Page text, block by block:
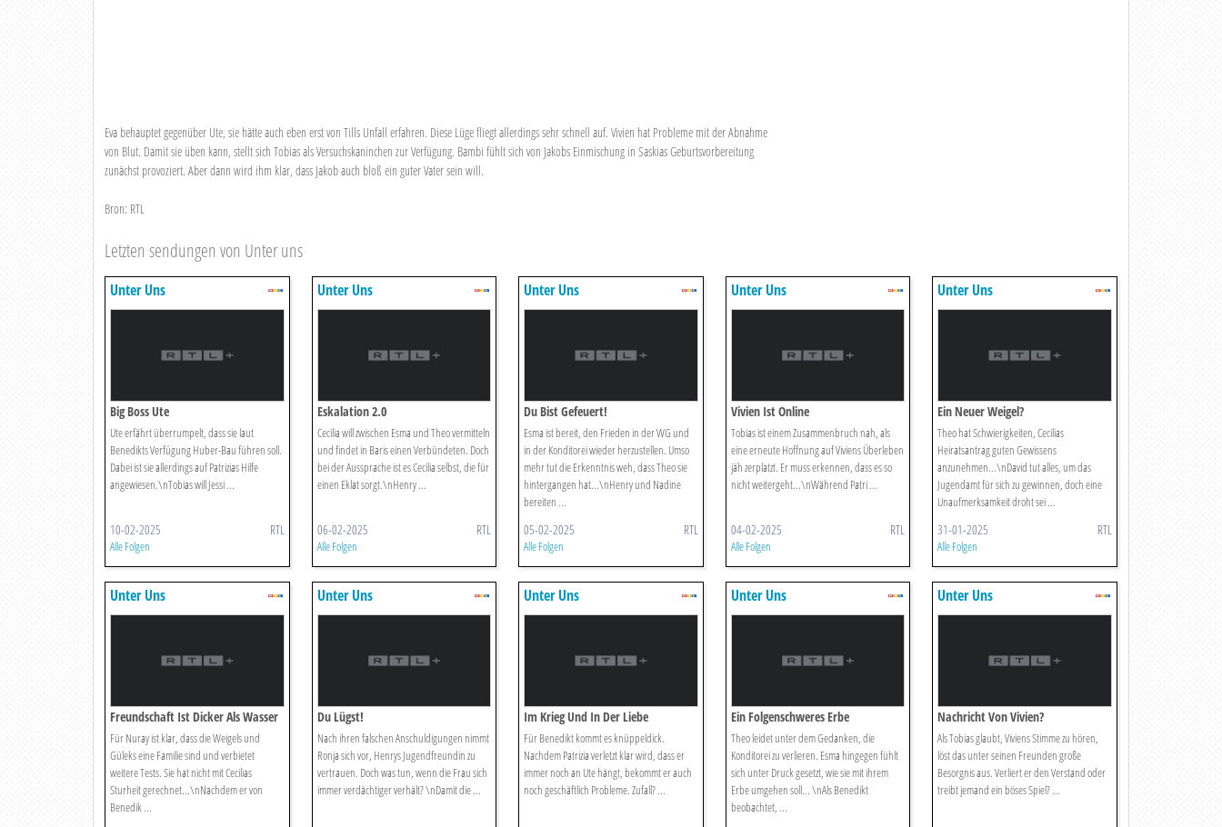
Eva behauptet gegenüber Ute, sie hätte auch eben erst von Tills Unfall erfahren. Diese Lüge fliegt allerdings sehr schnell auf. Vivien hat Probleme mit der Abnahme
von Blut. Damit sie üben kann, stellt sich Tobias als Versuchskaninchen zur Verfügung. Bambi fühlt sich von Jakobs Einmischung in Saskias Geburtsvorbereitung
zunächst provoziert. Aber dann wird ihm klar, dass Jakob auch bloß ein guter Vater sein will.
Bron: RTL
Letzten sendungen von Unter uns
Unter Uns
Big Boss Ute
Ute erfährt überrumpelt, dass sie laut
Benedikts Verfügung Huber-Bau führen soll.
Dabei ist sie allerdings auf Patrizias Hilfe
angewiesen.\nTobias will Jessi ...
10-02-2025 RTL
Alle Folgen
Unter Uns
Eskalation 2.0
Cecilia will zwischen Esma und Theo vermitteln
und findet in Baris einen Verbündeten. Doch
bei der Aussprache ist es Cecilia selbst, die für
einen Eklat sorgt.\nHenry ...
06-02-2025 RTL
Alle Folgen
Unter Uns
Du Bist Gefeuert!
Esma ist bereit, den Frieden in der WG und
in der Konditorei wieder herzustellen. Umso
mehr tut die Erkenntnis weh, dass Theo sie
hintergangen hat...\nHenry und Nadine
bereiten ...
05-02-2025 RTL
Alle Folgen
Unter Uns
Vivien Ist Online
Tobias ist einem Zusammenbruch nah, als
eine erneute Hoffnung auf Viviens Überleben
jäh zerplatzt. Er muss erkennen, dass es so
nicht weitergeht...\nWährend Patri ...
04-02-2025 RTL
Alle Folgen
Unter Uns
Ein Neuer Weigel?
Theo hat Schwierigkeiten, Cecilias
Heiratsantrag guten Gewissens
anzunehmen...\nDavid tut alles, um das
Jugendamt für sich zu gewinnen, doch eine
Unaufmerksamkeit droht sei ...
31-01-2025 RTL
Alle Folgen
Unter Uns
Freundschaft Ist Dicker Als Wasser
Für Nuray ist klar, dass die Weigels und
Güleks eine Familie sind und verbietet
weitere Tests. Sie hat nicht mit Cecilias
Sturheit gerechnet...\nNachdem er von
Benedik ...
Unter Uns
Du Lügst!
Nach ihren falschen Anschuldigungen nimmt
Ronja sich vor, Henrys Jugendfreundin zu
vertrauen. Doch was tun, wenn die Frau sich
immer verdächtiger verhält? \nDamit die ...
Unter Uns
Im Krieg Und In Der Liebe
Für Benedikt kommt es knüppeldick.
Nachdem Patrizia verletzt klar wird, dass er
immer noch an Ute hängt, bekommt er auch
noch geschäftlich Probleme. Zufall? ...
Unter Uns
Ein Folgenschweres Erbe
Theo leidet unter dem Gedanken, die
Konditorei zu verlieren. Esma hingegen fühlt
sich unter Druck gesetzt, wie sie mit ihrem
Erbe umgehen soll... \nAls Benedikt
beobachtet, ...
Unter Uns
Nachricht Von Vivien?
Als Tobias glaubt, Viviens Stimme zu hören,
löst das unter seinen Freunden große
Besorgnis aus. Verliert er den Verstand oder
treibt jemand ein böses Spiel? ...